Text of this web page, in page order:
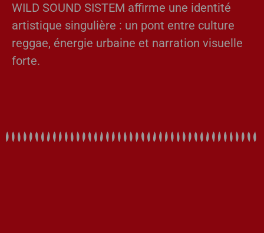
WILD SOUND SISTEM affirme une identité
artistique singulière : un pont entre culture
reggae, énergie urbaine et narration visuelle
forte.